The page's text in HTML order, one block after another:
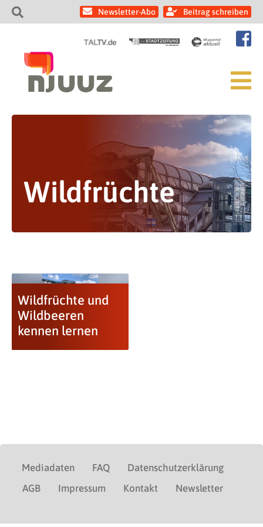
Newsletter-Abo Beitrag schreiben
Wildfrüchte
Wildfrüchte und
Wildbeeren
kennen lernen
Mediadaten FAQ
Datenschutzerklärung
AGB
Impressum Kontakt Newsletter